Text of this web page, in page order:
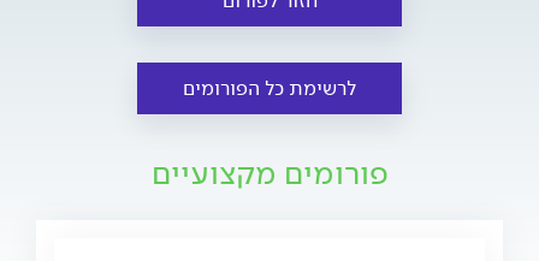
לרשימת כל הפורומים
פורומים מקצועיים